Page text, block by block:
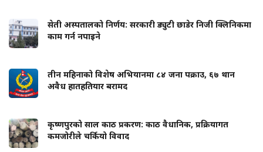
सेती अस्पतालको निर्णय: सरकारी ड्युटी छाडेर निजी क्लिनिकमा
काम गर्न नपाइने
तीन महिनाको विशेष अभियानमा ८४ जना पक्राउ, ६७ थान
अवैध हातहतियार बरामद
कृष्णपुरको साल काठ प्रकरण: काठ वैधानिक, प्रक्रियागत
कमजोरीले चर्कियो विवाद